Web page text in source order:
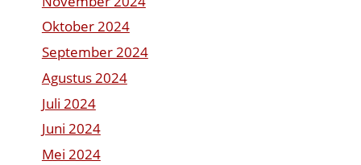
Oktober 2024
September 2024
Agustus 2024
Juli 2024
Juni 2024
Mei 2024